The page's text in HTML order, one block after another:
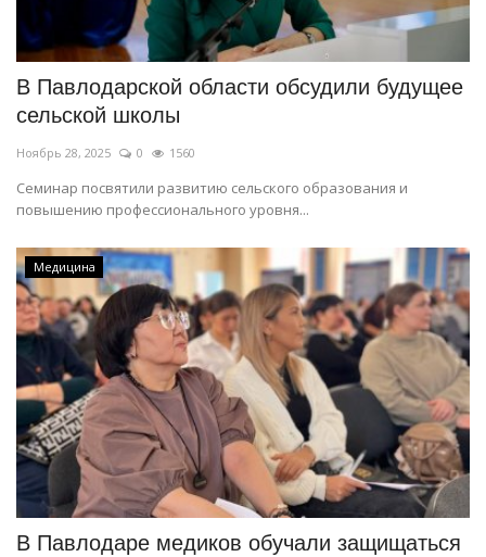
В Павлодарской области обсудили будущее
сельской школы
Ноябрь 28, 2025 0 1560
Семинар посвятили развитию сельского образования и
повышению профессионального уровня...
Медицина
В Павлодаре медиков обучали защищаться